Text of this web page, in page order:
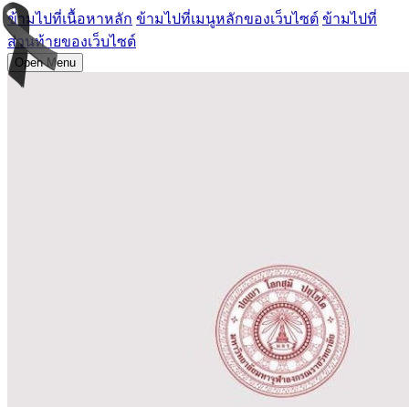
ข้ามไปที่เนื้อหาหลัก ข้ามไปที่เมนูหลักของเว็บไซต์ ข้ามไปที่
ส่วนท้ายของเว็บไซต์
Open Menu